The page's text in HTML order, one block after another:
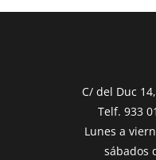
C/ del Duc
Telf. 933
Lunes a
sábados